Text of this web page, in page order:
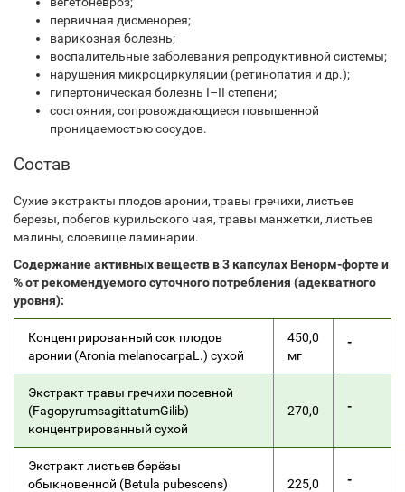
первичная дисменорея;
варикозная болезнь;
воспалительные заболевания репродуктивной системы;
нарушения микроциркуляции (ретинопатия и др.);
гипертоническая болезнь I–II степени;
состояния, сопровождающиеся повышенной
проницаемостью сосудов.
Состав
Сухие экстракты плодов аронии, травы гречихи, листьев
березы, побегов курильского чая, травы манжетки, листьев
малины, слоевище ламинарии.
Содержание активных веществ в 3 капсулах Венорм-форте и
% от рекомендуемого суточного потребления (адекватного
уровня):
Концентрированный сок плодов
аронии (Aronia melanocarpaL.) сухой
450,0
мг
-
Экстракт травы гречихи посевной
(FagopyrumsagittatumGilib)
концентрированный сухой
270,0 -
Экстракт листьев берёзы
обыкновенной (Betula pubescens)
225,0 -